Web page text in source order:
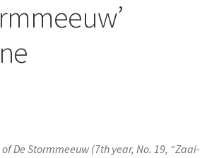
De Stormmeeuw (7th year, No. 19, “Zaai­